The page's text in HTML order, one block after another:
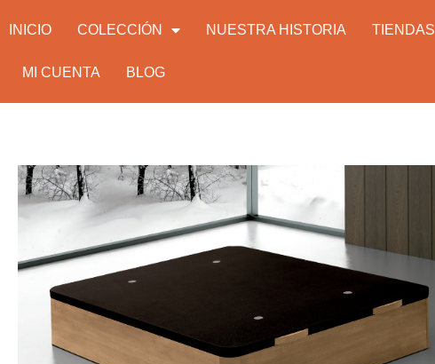
INICIO COLECCIÓN NUESTRA HISTORIA TIENDAS
MI CUENTA BLOG